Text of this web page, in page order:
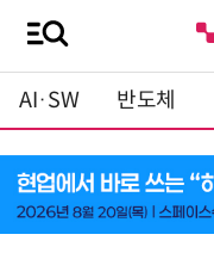
AI·SW 반도체